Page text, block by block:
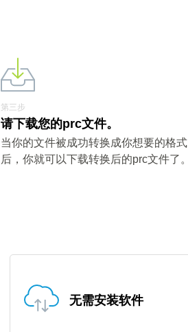
第三步
请下载您的prc文件。
当你的文件被成功转换成你想要的格式
后，你就可以下载转换后的prc文件了。
无需安装软件